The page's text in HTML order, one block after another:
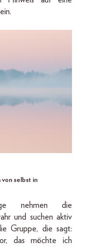
selbst in
nehmen die
und suchen aktiv
Gruppe, die sagt:
das möchte ich